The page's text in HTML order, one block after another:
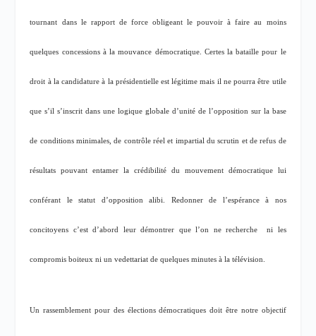
tournant dans le rapport de force obligeant le pouvoir à faire au moins
quelques concessions à la mouvance démocratique. Certes la bataille pour le
droit à la candidature à la présidentielle est légitime mais il ne pourra être utile
que s’il s’inscrit dans une logique globale d’unité de l’opposition sur la base
de conditions minimales, de contrôle réel et impartial du scrutin et de refus de
résultats pouvant entamer la crédibilité du mouvement démocratique lui
conférant le statut d’opposition alibi. Redonner de l’espérance à nos
concitoyens c’est d’abord leur démontrer que l’on ne recherche ni les
compromis boiteux ni un vedettariat de quelques minutes à la télévision.
Un rassemblement pour des élections démocratiques doit être notre objectif